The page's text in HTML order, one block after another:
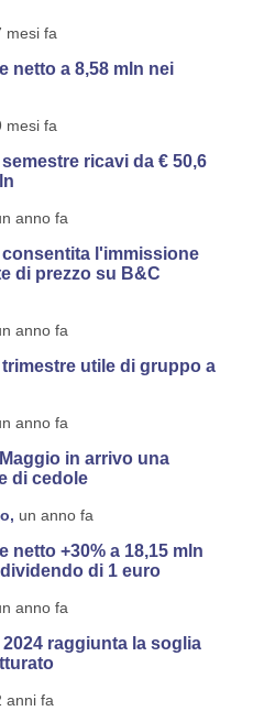
mesi fa
netto a 8,58 mln nei
mesi fa
ricavi da € 50,6
anno fa
l'immissione
di prezzo su B&C
anno fa
utile di gruppo a
anno fa
in arrivo una
di cedole
un anno fa
netto +30% a 18,15 mln
di 1 euro
anno fa
raggiunta la soglia
anni fa